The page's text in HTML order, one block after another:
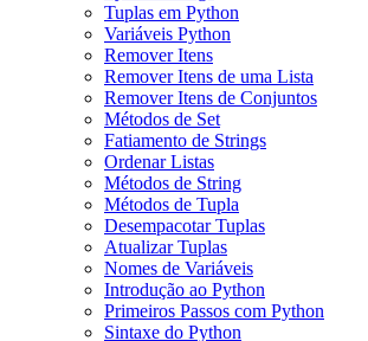
Tuplas em Python
Variáveis Python
Remover Itens
Remover Itens de uma Lista
Remover Itens de Conjuntos
Métodos de Set
Fatiamento de Strings
Ordenar Listas
Métodos de String
Métodos de Tupla
Desempacotar Tuplas
Atualizar Tuplas
Nomes de Variáveis
Introdução ao Python
Primeiros Passos com Python
Sintaxe do Python